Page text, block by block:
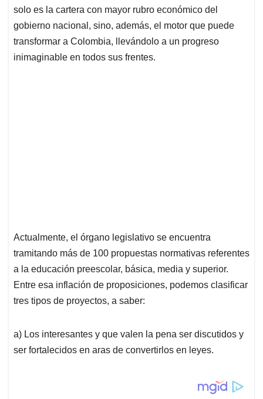
solo es la cartera con mayor rubro económico del
gobierno nacional, sino, además, el motor que puede
transformar a Colombia, llevándolo a un progreso
inimaginable en todos sus frentes.
Actualmente, el órgano legislativo se encuentra
tramitando más de 100 propuestas normativas referentes
a la educación preescolar, básica, media y superior.
Entre esa inflación de proposiciones, podemos clasificar
tres tipos de proyectos, a saber:
a) Los interesantes y que valen la pena ser discutidos y
ser fortalecidos en aras de convertirlos en leyes.